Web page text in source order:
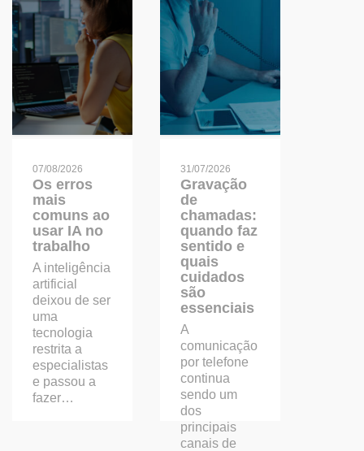
07/08/2026
Os erros
mais
comuns ao
usar IA no
trabalho
A inteligência
artificial
deixou de ser
uma
tecnologia
restrita a
especialistas
e passou a
fazer…
31/07/2026
Gravação
de
chamadas:
quando faz
sentido e
quais
cuidados
são
essenciais
A
comunicação
por telefone
continua
sendo um
dos
principais
canais de